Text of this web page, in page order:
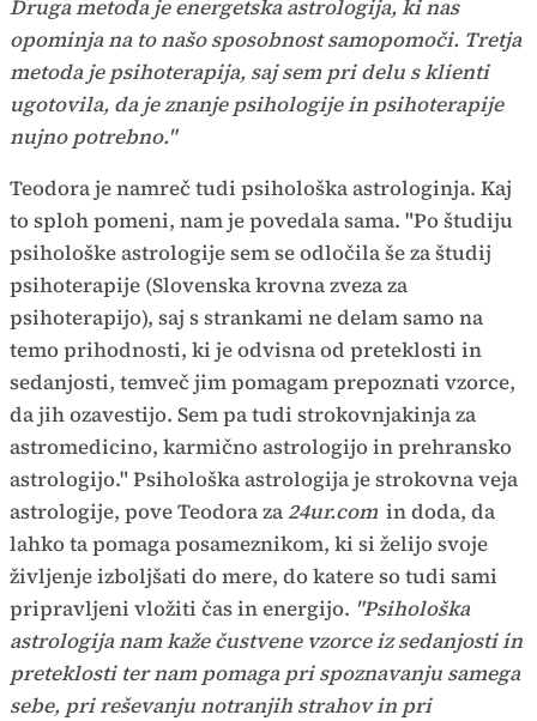
Druga metoda je energetska astrologija, ki nas
opominja na to našo sposobnost samopomoči. Tretja
metoda je psihoterapija, saj sem pri delu s klienti
ugotovila, da je znanje psihologije in psihoterapije
nujno potrebno."
Teodora je namreč tudi psihološka astrologinja. Kaj
to sploh pomeni, nam je povedala sama. "Po študiju
psihološke astrologije sem se odločila še za študij
psihoterapije (Slovenska krovna zveza za
psihoterapijo), saj s strankami ne delam samo na
temo prihodnosti, ki je odvisna od preteklosti in
sedanjosti, temveč jim pomagam prepoznati vzorce,
da jih ozavestijo. Sem pa tudi strokovnjakinja za
astromedicino, karmično astrologijo in prehransko
astrologijo." Psihološka astrologija je strokovna veja
astrologije, pove Teodora za 24ur.com in doda, da
lahko ta pomaga posameznikom, ki si želijo svoje
življenje izboljšati do mere, do katere so tudi sami
pripravljeni vložiti čas in energijo. "Psihološka
astrologija nam kaže čustvene vzorce iz sedanjosti in
preteklosti ter nam pomaga pri spoznavanju samega
sebe, pri reševanju notranjih strahov in pri